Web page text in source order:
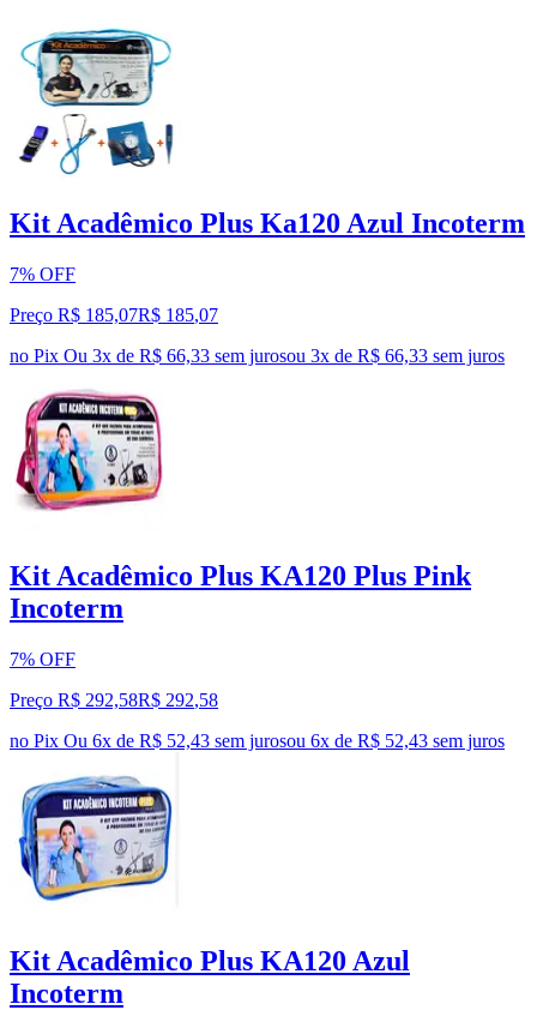
Kit Acadêmico Plus Ka120 Azul Incoterm
7% OFF
Preço R$ 185,07R$ 185,07
no Pix Ou 3x de R$ 66,33 sem jurosou 3x de R$ 66,33 sem juros
Kit Acadêmico Plus KA120 Plus Pink
Incoterm
7% OFF
Preço R$ 292,58R$ 292,58
no Pix Ou 6x de R$ 52,43 sem jurosou 6x de R$ 52,43 sem juros
Kit Acadêmico Plus KA120 Azul
Incoterm